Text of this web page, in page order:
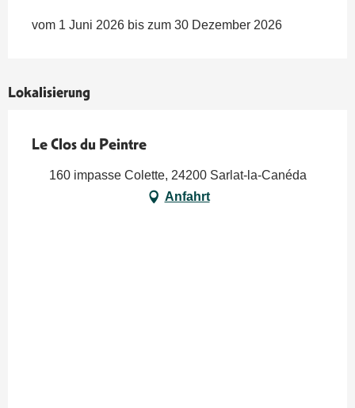
vom 1 Juni 2026 bis zum 30 Dezember 2026
Lokalisierung
Le Clos du Peintre
160 impasse Colette, 24200 Sarlat-la-Canéda
Anfahrt